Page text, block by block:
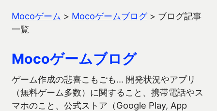
Mocoゲーム > Mocoゲームブログ> ブログ記事
一覧
Mocoゲームブログ
ゲーム作成の悲喜こもごも… 開発状況やアプリ
（無料ゲーム多数）に関すること、携帯電話やス
マホのこと、公式ストア（Google Play, App